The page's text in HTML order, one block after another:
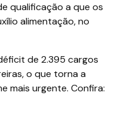
qualificação a que os
alimentação, no
de 2.395 cargos
o que torna a
mais urgente. Confira: